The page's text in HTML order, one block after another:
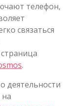
телефон,
связаться
.
деятельности